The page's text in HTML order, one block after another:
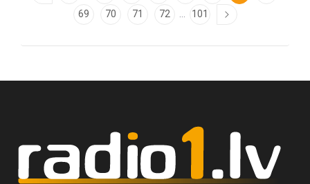
69
70 71 72 101